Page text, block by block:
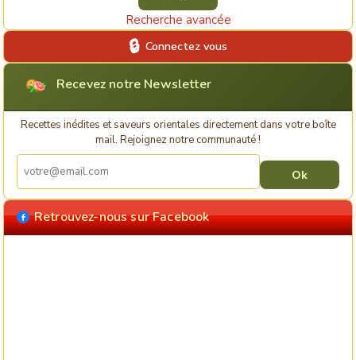
Recherche avancée
Connectez vous
Recevez notre Newsletter
Recettes inédites et saveurs orientales directement dans votre boîte
mail. Rejoignez notre communauté !
Retrouvez-nous sur Facebook